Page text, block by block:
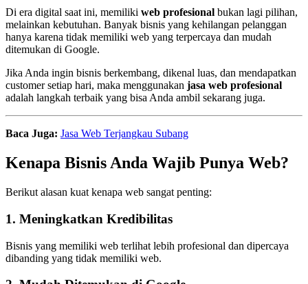
Di era digital saat ini, memiliki web profesional bukan lagi pilihan,
melainkan kebutuhan. Banyak bisnis yang kehilangan pelanggan
hanya karena tidak memiliki web yang terpercaya dan mudah
ditemukan di Google.
Jika Anda ingin bisnis berkembang, dikenal luas, dan mendapatkan
customer setiap hari, maka menggunakan jasa web profesional
adalah langkah terbaik yang bisa Anda ambil sekarang juga.
Baca Juga: Jasa Web Terjangkau Subang
Kenapa Bisnis Anda Wajib Punya Web?
Berikut alasan kuat kenapa web sangat penting:
1. Meningkatkan Kredibilitas
Bisnis yang memiliki web terlihat lebih profesional dan dipercaya
dibanding yang tidak memiliki web.